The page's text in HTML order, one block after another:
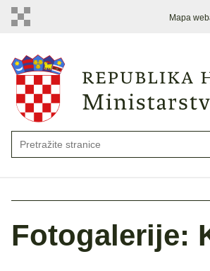
Mapa
Fotogalerije: